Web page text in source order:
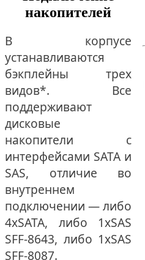
накопителей
В корпусе
устанавливаются
бэкплейны трех
видов*. Все
поддерживают
дисковые
накопители с
интерфейсами SATA и
SAS, отличие во
внутреннем
подключении — либо
4xSATA, либо 1xSAS
SFF-8643, либо 1xSAS
SFF-8087.